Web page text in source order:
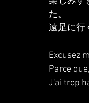
た。
遠足に行
Excusez
Parce
J'ai trop